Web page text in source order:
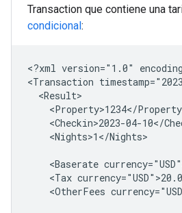
Transaction que contiene una
condicional:
<?xml version="1.0"
<Transaction
<Nights>1</Nights>
<Baserate
<Tax
<OtherFees